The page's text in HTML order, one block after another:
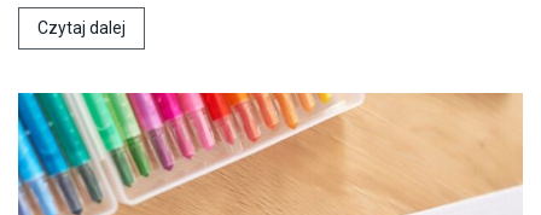
Czytaj dalej